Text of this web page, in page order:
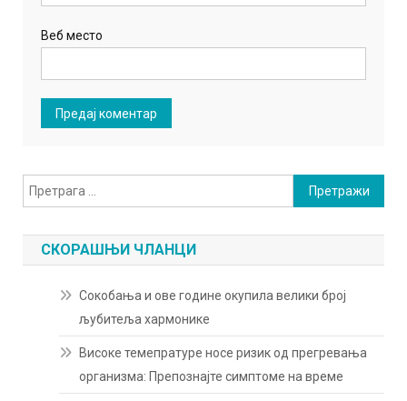
Веб место
Претрага
за:
СКОРАШЊИ ЧЛАНЦИ
Сокобања и ове године окупила велики број
љубитеља хармонике
Високе темепратуре носе ризик од прегревања
организма: Препознајте симптоме на време